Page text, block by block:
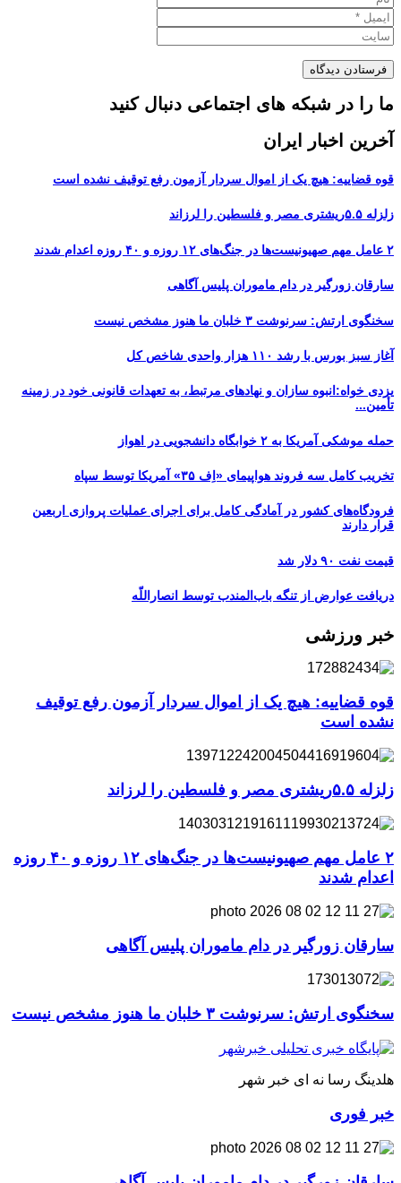
ما را در شبکه های اجتماعی دنبال کنید
آخرین اخبار ایران
قوه قضاییه: هیچ یک از اموال سردار آزمون رفع توقیف نشده است
زلزله ۵.۵ریشتری مصر و فلسطین را لرزاند
۲ عامل مهم صهیونیست‌ها در جنگ‌های ۱۲ روزه و ۴۰ روزه اعدام شدند
سارقان زورگیر در دام ماموران پلیس آگاهی
سخنگوی ارتش: سرنوشت ۳ خلبان ما هنوز مشخص نیست
آغاز سبز بورس با رشد ۱۱۰ هزار واحدی شاخص کل
یزدی خواه:انبوه سازان و نهادهای مرتبط، به تعهدات قانونی خود در زمینه
تأمین...
حمله موشکی آمریکا به ۲ خوابگاه دانشجویی در اهواز
تخریب کامل سه فروند هواپیمای «اِف ۳۵» آمریکا توسط سپاه
فرودگاه‌های کشور در آمادگی کامل برای اجرای عملیات پروازی اربعین
قرار دارند
قیمت نفت ۹۰ دلار شد
دریافت عوارض از تنگه باب‌المندب توسط انصاراللّه
خبر ورزشی
قوه قضاییه: هیچ یک از اموال سردار آزمون رفع توقیف
نشده است
زلزله ۵.۵ریشتری مصر و فلسطین را لرزاند
۲ عامل مهم صهیونیست‌ها در جنگ‌های ۱۲ روزه و ۴۰ روزه
اعدام شدند
سارقان زورگیر در دام ماموران پلیس آگاهی
سخنگوی ارتش: سرنوشت ۳ خلبان ما هنوز مشخص نیست
هلدینگ رسا نه ای خبر شهر
خبر فوری